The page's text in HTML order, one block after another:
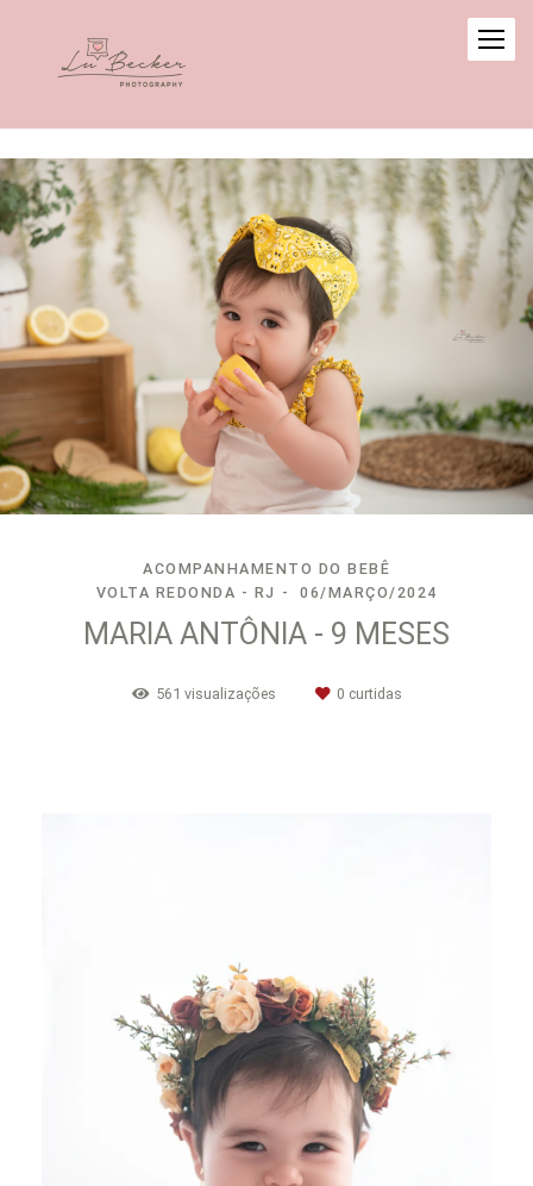
ACOMPANHAMENTO DO BEBÊ
VOLTA REDONDA - RJ
06/MARÇO/2024
MARIA ANTÔNIA - 9 MESES
561 visualizações 0 curtidas